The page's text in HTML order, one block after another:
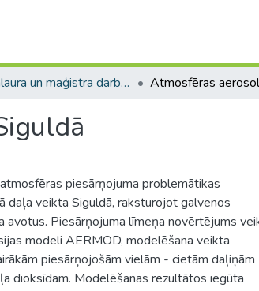
Bakalaura un maģistra darbi (EZTF) / Bachelor's and Master's theses
piesārņojuma problemātikas
daļa veikta Siguldā, raksturojot galvenos
avotus. Piesārņojuma līmeņa novērtējums
modeli AERMOD, modelēšana veikta
piesārņojošām vielām - cietām daļiņām
dioksīdam. Modelēšanas rezultātos iegūta